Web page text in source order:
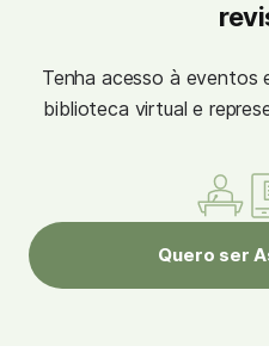
Tenha acesso à eventos
biblioteca virtual e
Quero ser